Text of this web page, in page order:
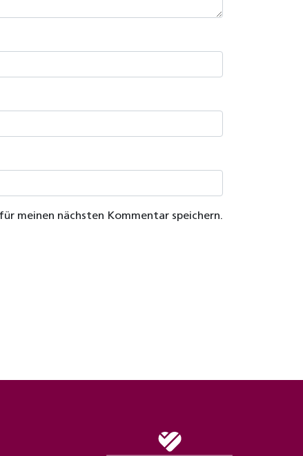
meinen nächsten Kommentar speichern.